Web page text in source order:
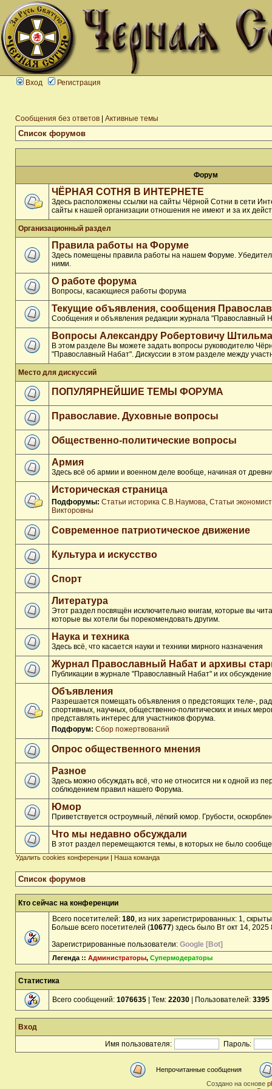
Вход Регистрация
Сообщения без ответов Активные темы
Список форумов
Форум
ЧЁРНАЯ СОТНЯ В ИНТЕРНЕТЕ
Здесь расположены ссылки на сайты Чёрной Сотни в сети
сайты к нашей организации отношения не имеют и за их
Организационный раздел
Правила работы на Форуме
Здесь помещены правила работы на нашем Форуме.
ними.
О работе форума
Вопросы, касающиеся работы форума
Текущие объявления, сообщения
Сообщения и объявления редакции журнала "Православный
Вопросы Александру Робертовичу
В этом разделе Вы можете задать вопросы руководителю
"Православный Набат". Дискуссии в этом разделе между
Место для дискуссий
ПОПУЛЯРНЕЙШИЕ ТЕМЫ ФОРУМА
Православие. Духовные вопросы
Общественно-политические вопросы
Армия
Здесь всё об армии и военном деле вообще, начиная от
Историческая страница
Подфорумы: Статьи историка С.В.Наумова, Статьи
Викторовны
Современное патриотическое движение
Культура и искусство
Спорт
Литература
Этот раздел посвящён исключительно книгам, которые вы
которые вы хотели бы порекомендовать другим.
Наука и техника
Здесь всё, что касается науки и техники мирного назначения
Журнал Православный Набат и архивы
Публикации в журнале "Православный Набат" и их обсуждение
Объявления
Разрешается помещать объявления о предстоящих теле-,
спортивных, научных, общественно-политических и иных
представлять интерес для участников форума.
Подфорум: Сбор пожертвований
Опрос общественного мнения
Разное
Здесь можно обсуждать всё, что не относится ни к одной из
соблюдением правил нашего Форума.
Юмор
Приветствуется остроумный, лёгкий юмор. Грубости,
Что мы недавно обсуждали
В этот раздел перемещаются темы, в которых не было
Удалить cookies конференции | Наша команда
Список форумов
Кто сейчас на конференции
Всего посетителей: 180, из них зарегистрированных: 1,
Больше всего посетителей (10677) здесь было Вт окт 14, 2025
Зарегистрированные пользователи: Google [Bot]
Легенда :: Администраторы, Супермодераторы
Статистика
Всего сообщений: 1076635 | Тем: 22030 | Пользователей: 3395
Вход
Имя пользователя:
Пароль:
Непрочитанные сообщения
Создано на основе